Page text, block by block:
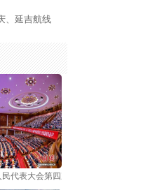
、延吉航线
浸式海洋探索
代表大会第四次会议开幕